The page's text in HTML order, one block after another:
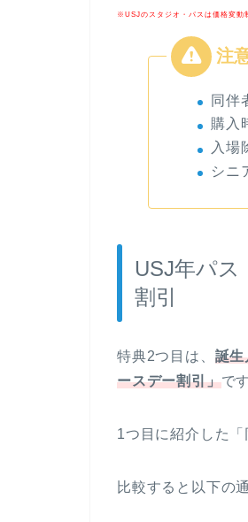
※USJのスタジオ・パスは価格変動
同伴
購入
入場
シニ
USJ年パ
割引
特典2つ目は、 誕生
ースデー割引」で
1つ目に紹介した
比較すると以下の